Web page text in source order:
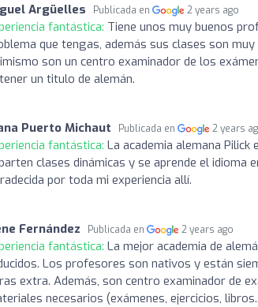
Argüelles Publicada en 2 years ago
fantástica: Tiene unos muy buenos
que tengas, además sus clases son
son un centro examinador de los
un titulo de alemán.
Puerto Michaut Publicada en 2 years
fantástica: La academia alemana
clases dinámicas y se aprende el idioma
por toda mi experiencia allí.
Fernández Publicada en 2 years ago
fantástica: La mejor academia de
Los profesores son nativos y están
extra. Además, son centro examinador de
necesarios (exámenes, ejercicios,